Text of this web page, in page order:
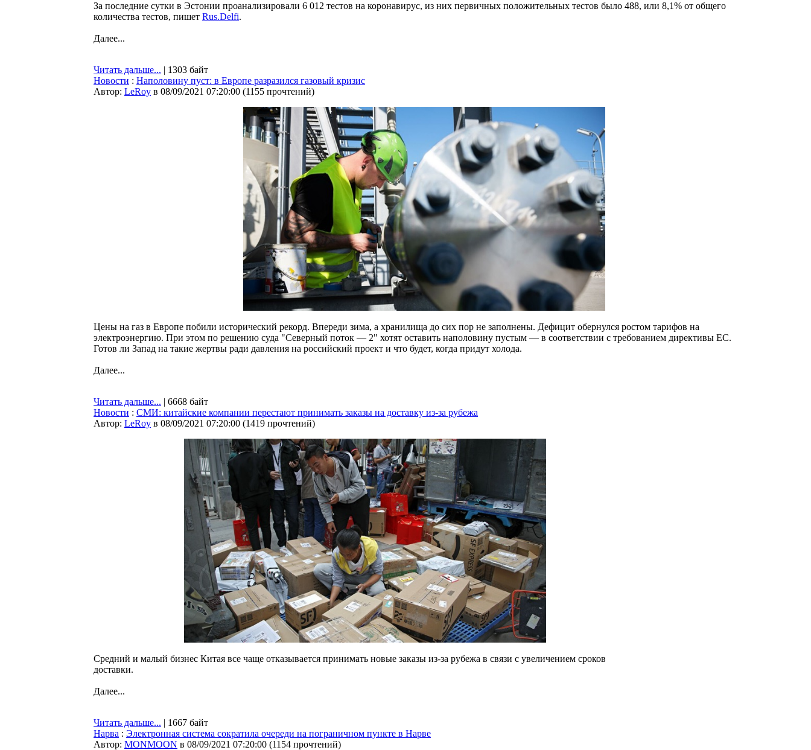
За последние сутки в Эстонии проанализировали 6 012 тестов на коронавирус, из них первичных положительных тестов было 488, или 8,1% от общего
количества тестов, пишет Rus.Delfi.
Далее...
Читать дальше... | 1303 байт
Новости : Наполовину пуст: в Европе разразился газовый кризис
Автор: LeRoy в 08/09/2021 07:20:00 (1155 прочтений)
Цены на газ в Европе побили исторический рекорд. Впереди зима, а хранилища до сих пор не заполнены. Дефицит обернулся ростом тарифов на
электроэнергию. При этом по решению суда "Северный поток — 2" хотят оставить наполовину пустым — в соответствии с требованием директивы ЕС.
Готов ли Запад на такие жертвы ради давления на российский проект и что будет, когда придут холода.
Далее...
Читать дальше... | 6668 байт
Новости : СМИ: китайские компании перестают принимать заказы на доставку из-за рубежа
Автор: LeRoy в 08/09/2021 07:20:00 (1419 прочтений)
Средний и малый бизнес Китая все чаще отказывается принимать новые заказы из-за рубежа в связи с увеличением сроков
доставки.
Далее...
Читать дальше... | 1667 байт
Нарва : Электронная система сократила очереди на пограничном пункте в Нарве
Автор: MONMOON в 08/09/2021 07:20:00 (1154 прочтений)